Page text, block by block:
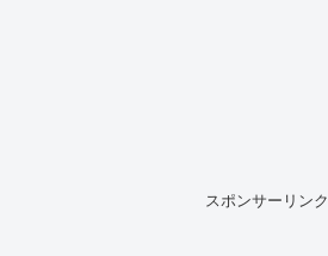
スポンサーリンク